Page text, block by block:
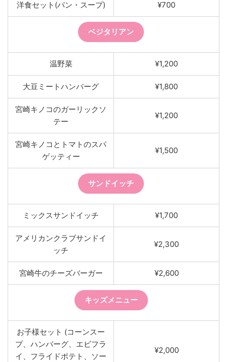
洋食セット(パン・スープ) ¥700
ベジタリアン
温野菜 ¥1,200
大豆ミートハンバーグ ¥1,800
宮崎キノコのガーリックソ
テー
¥1,200
宮崎キノコとトマトのスパ
ゲッティー
¥1,500
サンドイッチ
ミックスサンドイッチ ¥1,700
アメリカンクラブサンドイ
ッチ
¥2,300
宮崎牛のチーズバーガー ¥2,600
キッズメニュー
お子様セット (コーンスー
プ、ハンバーグ、エビフラ
イ、フライドポテト、ソー
¥2,000